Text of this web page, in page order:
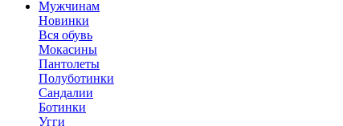
Мужчинам
Новинки
Вся обувь
Мокасины
Пантолеты
Полуботинки
Сандалии
Ботинки
Угги